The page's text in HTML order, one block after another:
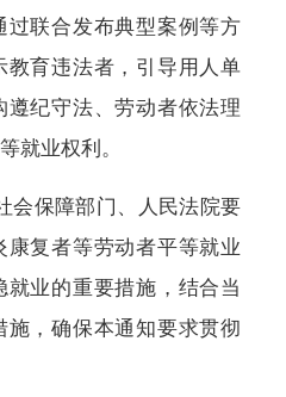
过联合发布典型案例等方
育违法者，引导用人单
纪守法、劳动者依法理
就业权利。
会保障部门、人民法院要
复者等劳动者平等就业
业的重要措施，结合当
，确保本通知要求贯彻